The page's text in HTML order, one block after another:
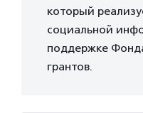
который
социальной
поддержке
грантов.